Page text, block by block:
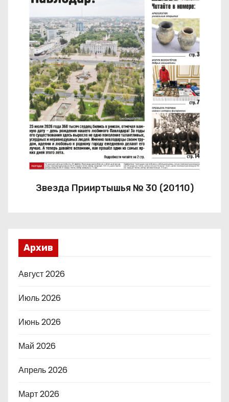
Звезда Прииртышья № 30 (20110)
Архив
Август 2026
Июль 2026
Июнь 2026
Май 2026
Апрель 2026
Март 2026